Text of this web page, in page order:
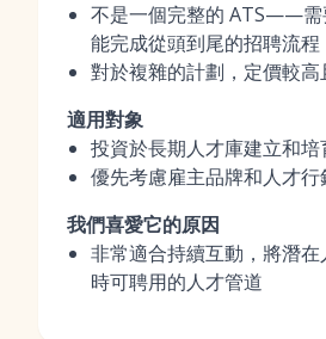
不是一個完整的 ATS——需
能完成從頭到尾的招聘流程
對於複雜的計劃，定價較
適用對象
投資於長期人才庫建立和培
優先考慮雇主品牌和人才行
我們喜愛它的原因
非常適合持續互動，將潛
時可聘用的人才管道